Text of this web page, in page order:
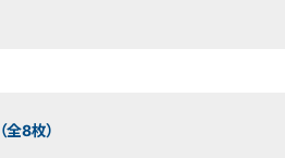
（全8枚）